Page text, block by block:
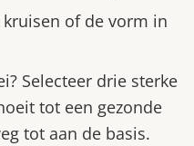
of de vorm in
Selecteer drie sterke
tot een gezonde
tot aan de basis.